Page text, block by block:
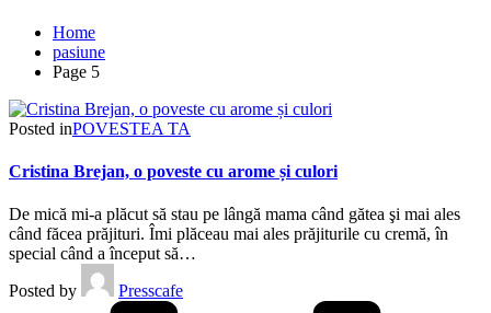
Home
pasiune
Page 5
Posted inPOVESTEA TA
Cristina Brejan, o poveste cu arome și culori
De mică mi-a plăcut să stau pe lângă mama când gătea şi mai ales
când făcea prăjituri. Îmi plăceau mai ales prăjiturile cu cremă, în
special când a început să…
Posted by
Presscafe